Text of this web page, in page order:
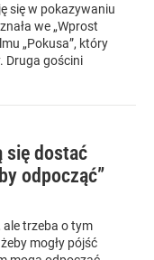
się w pokazywaniu
we „Wprost
„Pokusa”, który
Druga gościni
się dostać
odpocząć”
ale trzeba o tym
mogły pójść